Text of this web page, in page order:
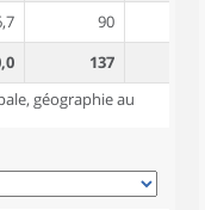
90
137
géographie au